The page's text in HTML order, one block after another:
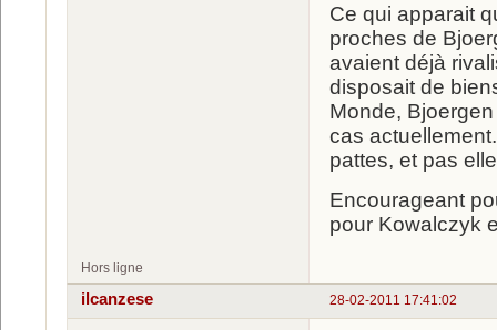
Ce qui apparait
proches de
avaient déjà
disposait de
Monde,
cas
pattes, et pas
Encourageant
pour Kowalczyk
Hors ligne
28-02-2011 17:41:02
ilcanzese